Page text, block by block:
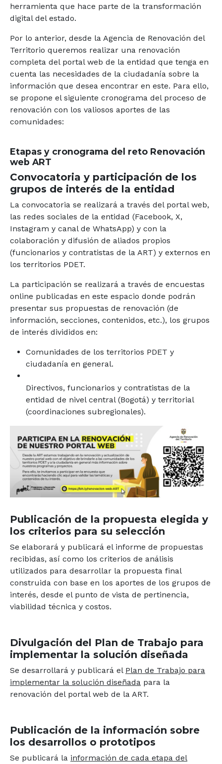
herramienta que hace parte de la transformación
digital del estado.
Por lo anterior, desde la Agencia de Renovación del
Territorio queremos realizar una renovación
completa del portal web de la entidad que tenga en
cuenta las necesidades de la ciudadanía sobre la
información que desea encontrar en este. Para ello,
se propone el siguiente cronograma del proceso de
renovación con los valiosos aportes de las
comunidades:
Etapas y cronograma del reto Renovación
web ART
Convocatoria y participación de los
grupos de interés de la entidad
La convocatoria se realizará a través del portal web,
las redes sociales de la entidad (Facebook, X,
Instagram y canal de WhatsApp) y con la
colaboración y difusión de aliados propios
(funcionarios y contratistas de la ART) y externos en
los territorios PDET.
La participación se realizará a través de encuestas
online publicadas en este espacio donde podrán
presentar sus propuestas de renovación (de
información, secciones, contenidos, etc.), los grupos
de interés divididos en:
Comunidades de los territorios PDET y
ciudadanía en general.
Directivos, funcionarios y contratistas de la
entidad de nivel central (Bogotá) y territorial
(coordinaciones subregionales).
Publicación de la propuesta elegida y
los criterios para su selección
Se elaborará y publicará el informe de propuestas
recibidas, así como los criterios de análisis
utilizados para desarrollar la propuesta final
construida con base en los aportes de los grupos de
interés, desde el punto de vista de pertinencia,
viabilidad técnica y costos.
Divulgación del Plan de Trabajo para
implementar la solución diseñada
Se desarrollará y publicará el Plan de Trabajo para
implementar la solución diseñada para la
renovación del portal web de la ART.
Publicación de la información sobre
los desarrollos o prototipos
Se publicará la información de cada etapa del